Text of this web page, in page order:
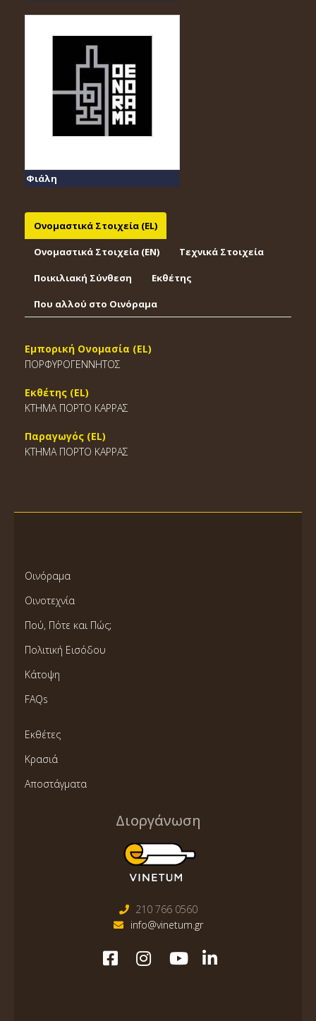
Φιάλη
Ονομαστικά Στοιχεία (EL)
Ονομαστικά Στοιχεία (EΝ) Τεχνικά Στοιχεία
Ποικιλιακή Σύνθεση Εκθέτης
Που αλλού στο Οινόραμα
Εμπορική Ονομασία (EL)
ΠΟΡΦΥΡΟΓΕΝΝΗΤΟΣ
Εκθέτης (EL)
ΚΤΗΜΑ ΠΟΡΤΟ ΚΑΡΡΑΣ
Παραγωγός (EL)
ΚΤΗΜΑ ΠΟΡΤΟ ΚΑΡΡΑΣ
Οινόραμα
Οινοτεχνία
Πού, Πότε και Πώς;
Πολιτική Εισόδου
Κάτοψη
FAQs
Εκθέτες
Κρασιά
Αποστάγματα
Διοργάνωση
210 766 0560
info@vinetum.gr